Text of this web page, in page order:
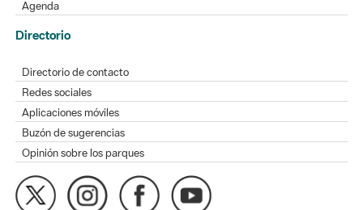
Agenda
Directorio
Directorio de contacto
Redes sociales
Aplicaciones móviles
Buzón de sugerencias
Opinión sobre los parques